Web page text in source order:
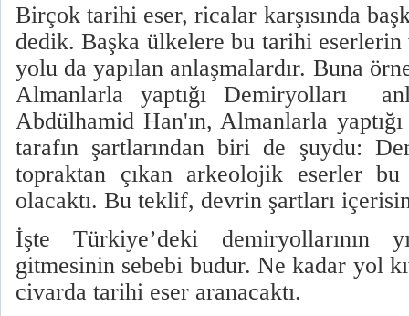
Birçok tarihi eser, ricalar karşısında
dedik. Başka ülkelere bu tarihi
yolu da yapılan anlaşmalardır. Buna
Almanlarla yaptığı Demiryolları
Abdülhamid Han'ın, Almanlarla yaptığı
tarafın şartlarından biri de şuydu:
topraktan çıkan arkeolojik eserler
olacaktı. Bu teklif, devrin şartları
İşte Türkiye’deki demiryollarının
gitmesinin sebebi budur. Ne kadar yol
civarda tarihi eser aranacaktı.